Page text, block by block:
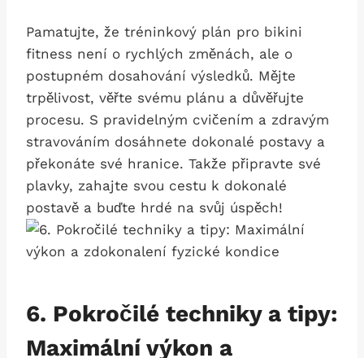
Pamatujte, že tréninkový plán pro bikini
fitness není o rychlých změnách, ale o‌
postupném dosahování výsledků. Mějte
‌trpělivost, věřte svému plánu a důvěřujte
procesu. S pravidelným cvičením a zdravým
stravováním dosáhnete dokonalé ‍postavy a
překonáte své hranice. Takže připravte ⁤své
plavky, ⁣zahajte svou cestu⁤ k dokonalé
‌postavě a​ buďte hrdé na svůj⁣ úspěch!
6. Pokročilé techniky a tipy:
Maximální výkon a